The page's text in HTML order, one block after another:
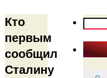
Кто
первым
сообщил
Сталину